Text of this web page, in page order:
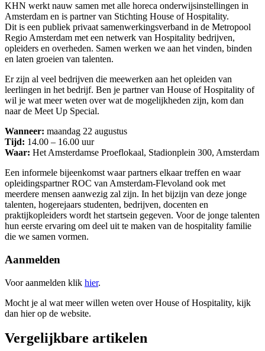
KHN werkt nauw samen met alle horeca onderwijsinstellingen in
Amsterdam en is partner van Stichting House of Hospitality.
Dit is een publiek privaat samenwerkingsverband in de Metropool
Regio Amsterdam met een netwerk van Hospitality bedrijven,
opleiders en overheden. Samen werken we aan het vinden, binden
en laten groeien van talenten.
Er zijn al veel bedrijven die meewerken aan het opleiden van
leerlingen in het bedrijf. Ben je partner van House of Hospitality of
wil je wat meer weten over wat de mogelijkheden zijn, kom dan
naar de Meet Up Special.
Wanneer: maandag 22 augustus
Tijd: 14.00 – 16.00 uur
Waar: Het Amsterdamse Proeflokaal, Stadionplein 300, Amsterdam
Een informele bijeenkomst waar partners elkaar treffen en waar
opleidingspartner ROC van Amsterdam-Flevoland ook met
meerdere mensen aanwezig zal zijn. In het bijzijn van deze jonge
talenten, hogerejaars studenten, bedrijven, docenten en
praktijkopleiders wordt het startsein gegeven. Voor de jonge talenten
hun eerste ervaring om deel uit te maken van de hospitality familie
die we samen vormen.
Aanmelden
Voor aanmelden klik hier.
Mocht je al wat meer willen weten over House of Hospitality, kijk
dan hier op de website.
Vergelijkbare artikelen